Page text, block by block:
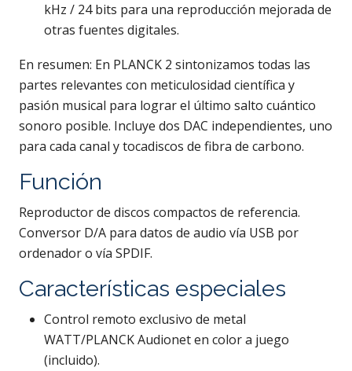
kHz / 24 bits para una reproducción mejorada de
otras fuentes digitales.
En resumen: En PLANCK 2 sintonizamos todas las
partes relevantes con meticulosidad científica y
pasión musical para lograr el último salto cuántico
sonoro posible. Incluye dos DAC independientes, uno
para cada canal y tocadiscos de fibra de carbono.
Función
Reproductor de discos compactos de referencia.
Conversor D/A para datos de audio vía USB por
ordenador o vía SPDIF.
Características especiales
Control remoto exclusivo de metal
WATT/PLANCK Audionet en color a juego
(incluido).